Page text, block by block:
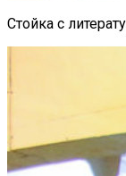
Стойка с